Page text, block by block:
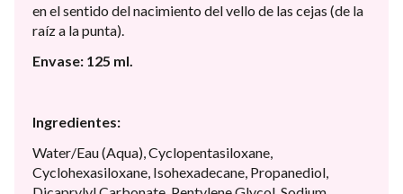
en el sentido del nacimiento del vello de las cejas (de la
raíz a la punta).
Envase: 125 ml.
Ingredientes:
Water/Eau (Aqua), Cyclopentasiloxane,
Cyclohexasiloxane, Isohexadecane, Propanediol,